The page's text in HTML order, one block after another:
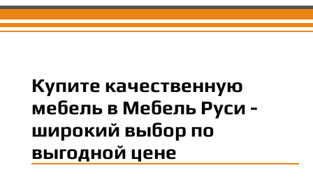
Купите качественную
мебель в Мебель Руси -
широкий выбор по
выгодной цене